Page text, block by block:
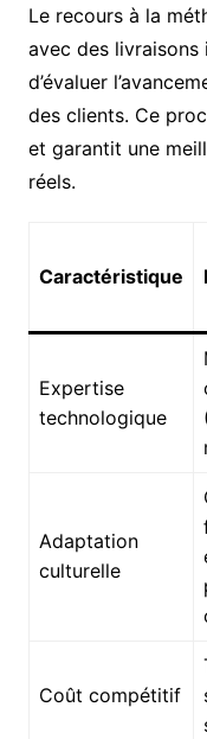
Le recours à la
avec des
d’évaluer
des clients. Ce
et garantit une
réels.
Caractéristique
Expertise
technologique
Adaptation
culturelle
Coût compétitif